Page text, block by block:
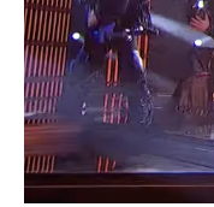
православље
забрањена историја
ћирилица
породичне приче
прота Воја